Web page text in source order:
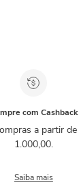
com Cashback
a partir de
1.000,00.
Saiba mais